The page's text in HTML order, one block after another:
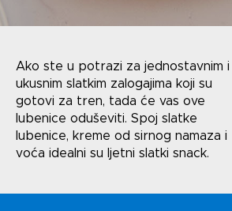
Uvjeti korištenja
Politika privatnosti
Ako ste u potrazi za jednostavnim i
ukusnim slatkim zalogajima koji su
gotovi za tren, tada će vas ove
lubenice oduševiti. Spoj slatke
lubenice, kreme od sirnog namaza i
voća idealni su ljetni slatki snack.